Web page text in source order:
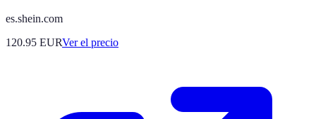
es.shein.com
120.95 EURVer el precio